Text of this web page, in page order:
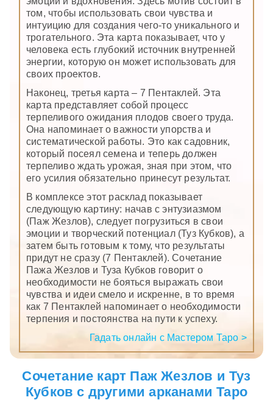
том, чтобы использовать свои чувства и
интуицию для создания чего-то уникального и
трогательного. Эта карта показывает, что у
человека есть глубокий источник внутренней
энергии, которую он может использовать для
своих проектов.
Наконец, третья карта – 7 Пентаклей. Эта
карта представляет собой процесс
терпеливого ожидания плодов своего труда.
Она напоминает о важности упорства и
систематической работы. Это как садовник,
который посеял семена и теперь должен
терпеливо ждать урожая, зная при этом, что
его усилия обязательно принесут результат.
В комплексе этот расклад показывает
следующую картину: начав с энтузиазмом
(Паж Жезлов), следует погрузиться в свои
эмоции и творческий потенциал (Туз Кубков), а
затем быть готовым к тому, что результаты
придут не сразу (7 Пентаклей). Сочетание
Пажа Жезлов и Туза Кубков говорит о
необходимости не бояться выражать свои
чувства и идеи смело и искренне, в то время
как 7 Пентаклей напоминает о необходимости
терпения и постоянства на пути к успеху.
Гадать онлайн с Мастером Таро >
Сочетание карт Паж Жезлов и Туз
Кубков с другими арканами Таро